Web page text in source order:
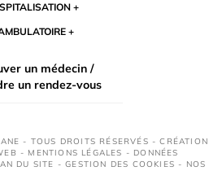
un médecin /
un rendez-vous
- TOUS DROITS RÉSERVÉS - CRÉATION
- MENTIONS LÉGALES - DONNÉES
DU SITE -GESTION DES COOKIES - NOS